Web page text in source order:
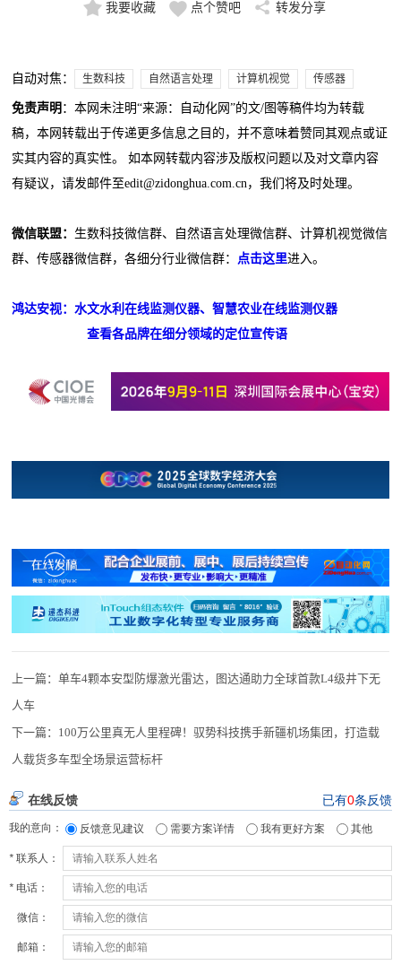
我要收藏 点个赞吧 转发分享
自动对焦： 生数科技 自然语言处理 计算机视觉 传感器
免责声明 ：本网未注明“来源：自动化网”的文/图等稿件均为转载
稿，本网转载出于传递更多信息之目的，并不意味着赞同其观点或证
实其内容的真实性。 如本网转载内容涉及版权问题以及对文章内容
有疑议，请发邮件至edit@zidonghua.com.cn，我们将及时处理。
微信联盟： 生数科技微信群、自然语言处理微信群、计算机视觉微信
群、传感器微信群，各细分行业微信群： 点击这里进入。
鸿达安视：水文水利在线监测仪器、智慧农业在线监测仪器
查看各品牌在细分领域的定位宣传语
上一篇：单车4颗本安型防爆激光雷达，图达通助力全球首款L4级井下无
人车
下一篇： 100万公里真无人里程碑！驭势科技携手新疆机场集团，打造载
人载货多车型全场景运营标杆